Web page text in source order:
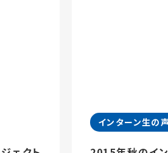
インターン生の